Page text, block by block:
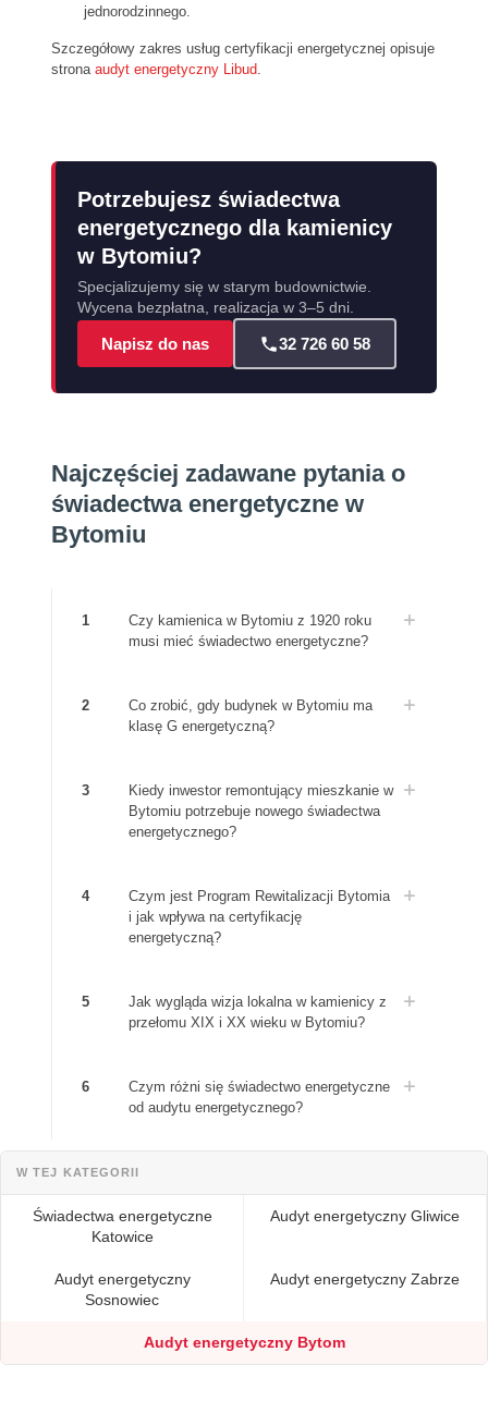
jednorodzinnego.
Szczegółowy zakres usług certyfikacji energetycznej opisuje
strona audyt energetyczny Libud.
Potrzebujesz świadectwa
energetycznego dla kamienicy
w Bytomiu?
Specjalizujemy się w starym budownictwie.
Wycena bezpłatna, realizacja w 3–5 dni.
Napisz do nas 32 726 60 58
Najczęściej zadawane pytania o
świadectwa energetyczne w
Bytomiu
1
Czy kamienica w Bytomiu z 1920 roku
musi mieć świadectwo energetyczne?
2
Co zrobić, gdy budynek w Bytomiu ma
klasę G energetyczną?
3
Kiedy inwestor remontujący mieszkanie w
Bytomiu potrzebuje nowego świadectwa
energetycznego?
4
Czym jest Program Rewitalizacji Bytomia
i jak wpływa na certyfikację
energetyczną?
5
Jak wygląda wizja lokalna w kamienicy z
przełomu XIX i XX wieku w Bytomiu?
6
Czym różni się świadectwo energetyczne
od audytu energetycznego?
W TEJ KATEGORII
Świadectwa energetyczne
Katowice
Audyt energetyczny Gliwice
Audyt energetyczny
Sosnowiec
Audyt energetyczny Zabrze
Audyt energetyczny Bytom